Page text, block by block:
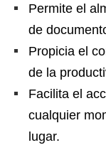
Permite el
de
Propicia el
de la
Facilita el
cualquier
lugar.